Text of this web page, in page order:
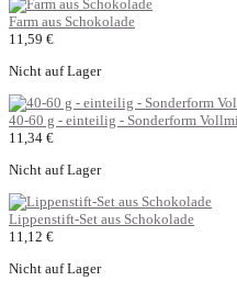
Farm aus Schokolade
11,59 €
Nicht auf Lager
40-60 g - einteilig - Sonderform
11,34 €
Nicht auf Lager
Lippenstift-Set aus Schokolade
11,12 €
Nicht auf Lager